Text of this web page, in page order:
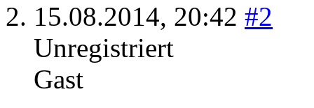
15.08.2014, 20:42 #2
Unregistriert
Gast